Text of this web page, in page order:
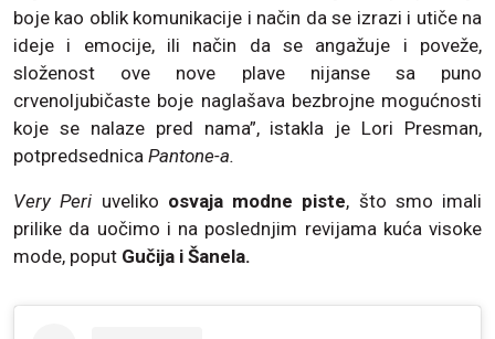
boje kao oblik komunikacije i način da se izrazi i utiče na
ideje i emocije, ili način da se angažuje i poveže,
složenost ove nove plave nijanse sa puno
crvenoljubičaste boje naglašava bezbrojne mogućnosti
koje se nalaze pred nama”, istakla je Lori Presman,
potpredsednica Pantone-a.
Very Peri uveliko osvaja modne piste, što smo imali
prilike da uočimo i na poslednjim revijama kuća visoke
mode, poput Gučija i Šanela.